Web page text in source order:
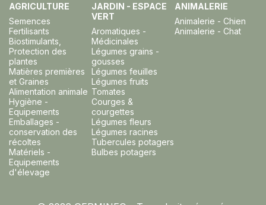
AGRICULTURE
Semences
Fertilisants
Biostimulants,
Protection des
plantes
Matières premières
et Graines
Alimentation animale
Hygiène -
Equipements
Emballages -
conservation des
récoltes
Matériels -
Equipements
d'élevage
JARDIN - ESPACE
VERT
Aromatiques -
Médicinales
Légumes grains -
gousses
Légumes feuilles
Légumes fruits
Tomates
Courges &
courgettes
Légumes fleurs
Légumes racines
Tubercules potagers
Bulbes potagers
ANIMALERIE
Animalerie - Chien
Animalerie - Chat